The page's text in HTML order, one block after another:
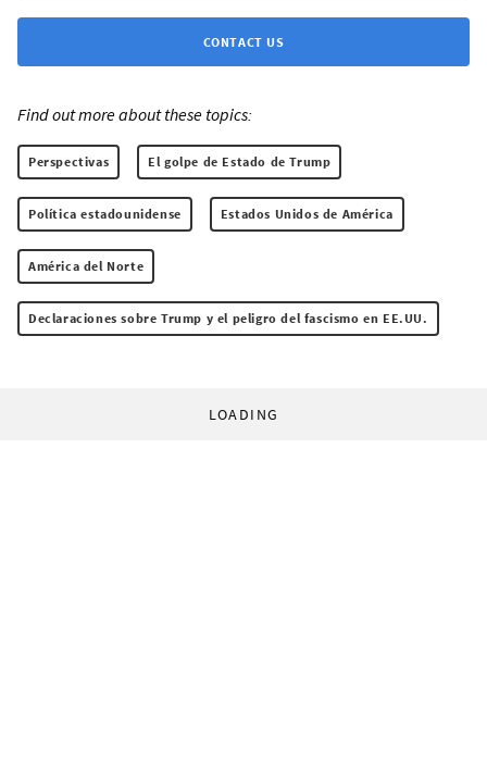
CONTACT US
Find out more about these topics:
Perspectivas El golpe de Estado de Trump
Política estadounidense Estados Unidos de América
América del Norte
Declaraciones sobre Trump y el peligro del fascismo en EE.UU.
LOADING